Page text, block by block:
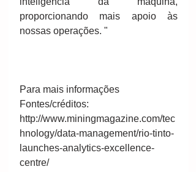
proporcionando mais apoio às
nossas operações. "
Para mais informações
Fontes/créditos:
http://www.miningmagazine.com/tec
hnology/data-management/rio-tinto-
launches-analytics-excellence-
centre/